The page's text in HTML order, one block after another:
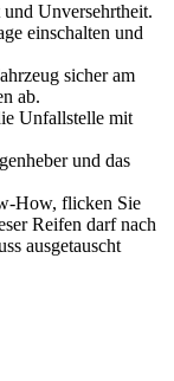
Unversehrtheit.
einschalten und
sicher am
ab.
Unfallstelle mit
und das
How, flicken Sie
Reifen darf nach
ausgetauscht